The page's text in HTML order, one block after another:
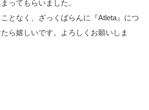
ってもらいました。
となく、ざっくばらんに『Atleta』につ
ら嬉しいです。よろしくお願いしま